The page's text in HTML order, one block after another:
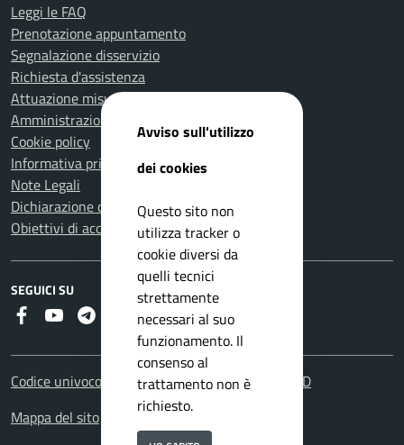
Leggi le FAQ
Prenotazione appuntamento
Segnalazione disservizio
Richiesta d'assistenza
Attuazione misure PNRR
Amministrazione trasparente
Cookie policy
Informativa privacy
Note Legali
Dichiarazione di accessibilità
Obiettivi di accessibilità
SEGUICI SU
Faceboook
YoutubeTelegram
RSS
Codice univoco fatturazione elettronica: UFHOYD
Mappa del sito
Avviso sull'utilizzo
dei cookies
Questo sito non
utilizza tracker o
cookie diversi da
quelli tecnici
strettamente
necessari al suo
funzionamento. Il
consenso al
trattamento non è
richiesto.